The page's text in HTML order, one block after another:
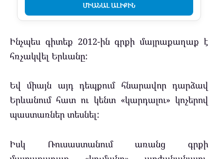
ՄԻԱՆԱԼ ԱԼԻՔԻՆ
Ինչպես գիտեք 2012-ին գրքի մայրաքաղաք է
հռչակվել Երևանը:
Եվ միայն այդ դեպքում հնարավոր դարձավ
Երևանում հատ ու կենտ «կարդալու» կոչերով
պաստառներ տեսնել:
Իսկ Ռուսաստանում առանց գրքի